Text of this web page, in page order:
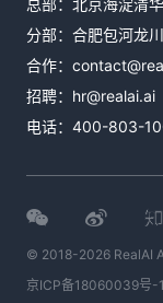
总部：北京海淀清
分部：合肥包河龙
合作：
招聘： hr@realai.ai
电话： 400-803-
© 2018-2026 RealAI
京ICP备18060039号-1